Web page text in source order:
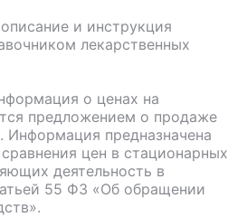
и инструкция
лекарственных
о ценах на
предложением о продаже
Информация предназначена
цен в стационарных
деятельность в
55 ФЗ «Об обращении